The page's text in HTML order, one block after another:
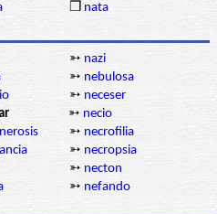
❒ nata
➳ nazi
➳ nebulosa
➳ neceser
➳ necio
➳ necrofilia
➳ necropsia
➳ necton
➳ nefando